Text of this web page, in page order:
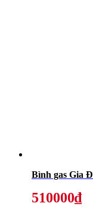
Bình gas Gia
510000₫